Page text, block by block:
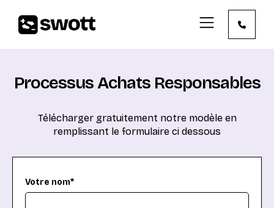
Processus Achats Responsables
Télécharger gratuitement notre modèle en
remplissant le formulaire ci dessous
Votre nom*